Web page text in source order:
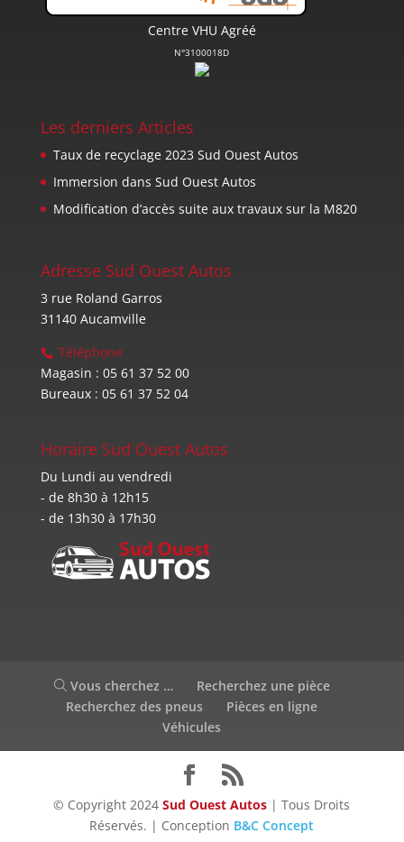
Centre VHU Agréé
N°3100018D
Les derniers Articles
Taux de recyclage 2023 Sud Ouest Autos
Immersion dans Sud Ouest Autos
Modification d’accès suite aux travaux sur la M820
Adresse Sud Ouest Autos
3 rue Roland Garros
31140 Aucamville
Téléphone
Magasin : 05 61 37 52 00
Bureaux : 05 61 37 52 04
Horaire Sud Ouest Autos
Du Lundi au vendredi
- de 8h30 à 12h15
- de 13h30 à 17h30
Vous cherchez …
Recherchez une pièce
Recherchez des pneus
Pièces en ligne
Véhicules
© Copyright 2024Sud Ouest Autos | Tous Droits
Réservés. | Conception B&C Concept